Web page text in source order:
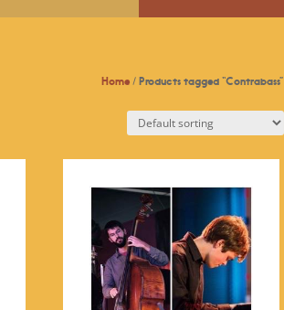
Home/ Products tagged “Contrabass”